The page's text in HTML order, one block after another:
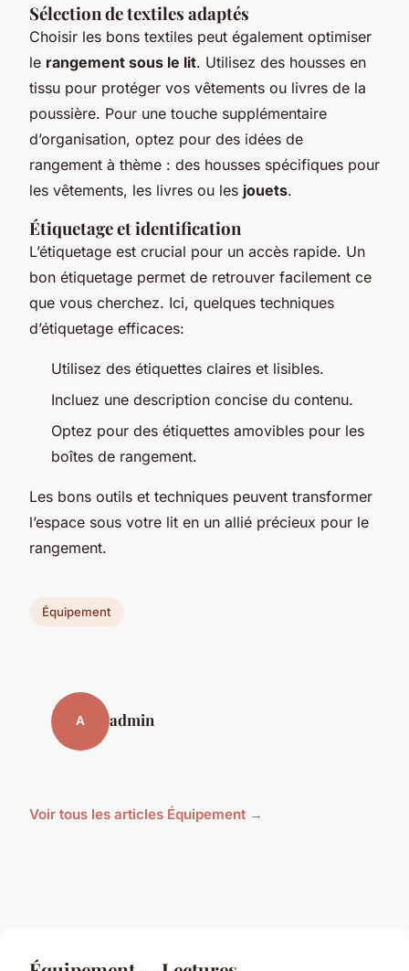
Sélection de textiles adaptés
Choisir les bons textiles peut également optimiser
le rangement sous le lit. Utilisez des housses en
tissu pour protéger vos vêtements ou livres de la
poussière. Pour une touche supplémentaire
d’organisation, optez pour des idées de
rangement à thème : des housses spécifiques pour
les vêtements, les livres ou les jouets.
Étiquetage et identification
L’étiquetage est crucial pour un accès rapide. Un
bon étiquetage permet de retrouver facilement ce
que vous cherchez. Ici, quelques techniques
d’étiquetage efficaces:
Utilisez des étiquettes claires et lisibles.
Incluez une description concise du contenu.
Optez pour des étiquettes amovibles pour les
boîtes de rangement.
Les bons outils et techniques peuvent transformer
l’espace sous votre lit en un allié précieux pour le
rangement.
Équipement
A admin
Voir tous les articles Équipement →